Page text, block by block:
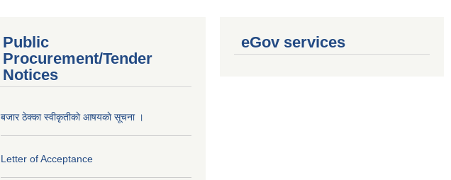
Public
Procurement/Tender
Notices
बजार ठेक्का स्वीकृतीकाे आषयकाे सूचना ।
Letter of Acceptance
eGov services